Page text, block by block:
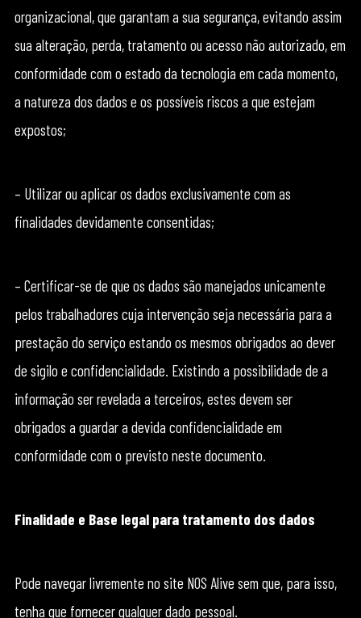
organizacional, que garantam a sua segurança, evitando assim
sua alteração, perda, tratamento ou acesso não autorizado, em
conformidade com o estado da tecnologia em cada momento,
a natureza dos dados e os possíveis riscos a que estejam
expostos;
– Utilizar ou aplicar os dados exclusivamente com as
finalidades devidamente consentidas;
– Certificar-se de que os dados são manejados unicamente
pelos trabalhadores cuja intervenção seja necessária para a
prestação do serviço estando os mesmos obrigados ao dever
de sigilo e confidencialidade. Existindo a possibilidade de a
informação ser revelada a terceiros, estes devem ser
obrigados a guardar a devida confidencialidade em
conformidade com o previsto neste documento.
Finalidade e Base legal para tratamento dos dados
Pode navegar livremente no site NOS Alive sem que, para isso,
tenha que fornecer qualquer dado pessoal.